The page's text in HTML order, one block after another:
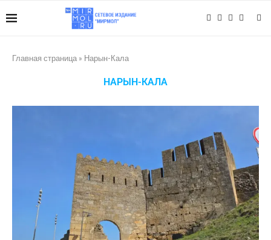
Главная страница » Нарын-Кала
НАРЫН-КАЛА